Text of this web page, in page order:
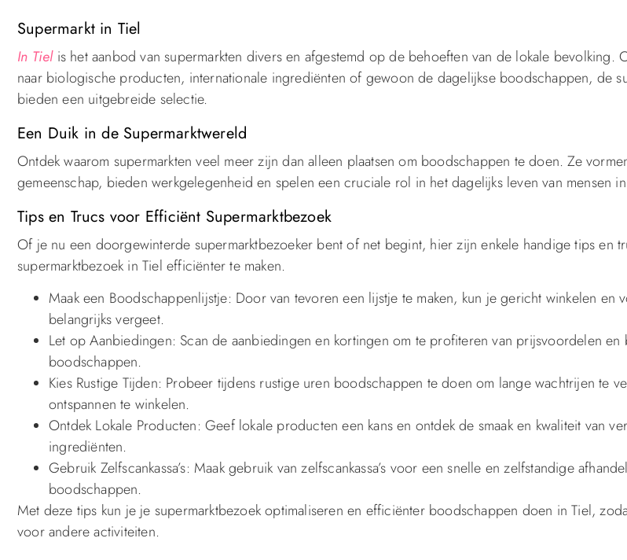
Supermarkt in Tiel
In Tielis het aanbod van supermarkten divers en afgestemd op de behoeften van de lokale bevolking.
naar biologische producten, internationale ingrediënten of gewoon de dagelijkse boodschappen, de
bieden een uitgebreide selectie.
Een Duik in de Supermarktwereld
Ontdek waarom supermarkten veel meer zijn dan alleen plaatsen om boodschappen te doen. Ze
gemeenschap, bieden werkgelegenheid en spelen een cruciale rol in het dagelijks leven van mensen
Tips en Trucs voor Efficiënt Supermarktbezoek
Of je nu een doorgewinterde supermarktbezoeker bent of net begint, hier zijn enkele handige tips en
supermarktbezoek in Tiel efficiënter te maken.
Maak een Boodschappenlijstje: Door van tevoren een lijstje te maken, kun je gericht winkelen en
belangrijks vergeet.
Let op Aanbiedingen: Scan de aanbiedingen en kortingen om te profiteren van prijsvoordelen
boodschappen.
Kies Rustige Tijden: Probeer tijdens rustige uren boodschappen te doen om lange wachtrijen te
ontspannen te winkelen.
Ontdek Lokale Producten: Geef lokale producten een kans en ontdek de smaak en kwaliteit van
ingrediënten.
Gebruik Zelfscankassa’s: Maak gebruik van zelfscankassa’s voor een snelle en zelfstandige
boodschappen.
Met deze tips kun je je supermarktbezoek optimaliseren en efficiënter boodschappen doen in Tiel,
voor andere activiteiten.